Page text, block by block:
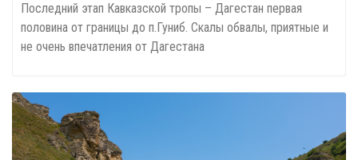
Последний этап Кавказской тропы – Дагестан первая
половина от границы до п.Гуниб. Скалы обвалы, приятные и
не очень впечатления от Дагестана